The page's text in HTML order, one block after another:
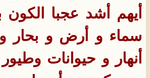
أيهم أشد عجبا الكون
سماء و أرض و بحار
أنهار و حيوانات